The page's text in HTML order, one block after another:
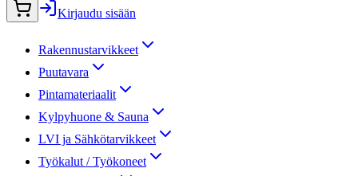
Kirjaudu sisään
Rakennustarvikkeet
Puutavara
Pintamateriaalit
Kylpyhuone & Sauna
LVI ja Sähkötarvikkeet
Työkalut / Työkoneet